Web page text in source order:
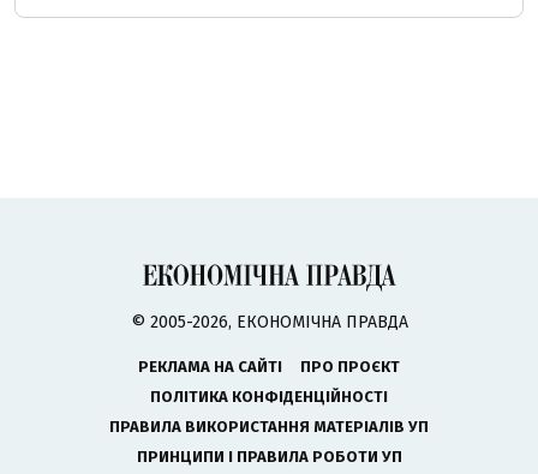
© 2005-2026, ЕКОНОМІЧНА ПРАВДА
РЕКЛАМА НА САЙТІ
ПРО ПРОЄКТ
ПОЛІТИКА КОНФІДЕНЦІЙНОСТІ
ПРАВИЛА ВИКОРИСТАННЯ МАТЕРІАЛІВ УП
ПРИНЦИПИ І ПРАВИЛА РОБОТИ УП